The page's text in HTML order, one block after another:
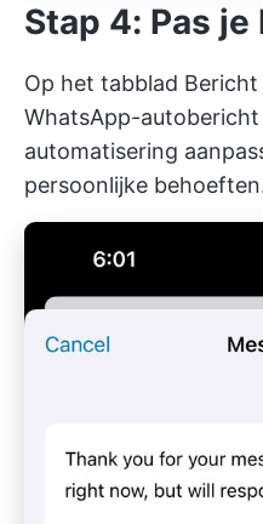
Stap 4: Pas
Op het tabblad
WhatsApp-
automatisering
persoonlijke